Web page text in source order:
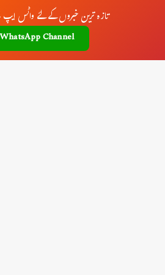
تازہ ترین خبروں کے لئے واٹس
Channel